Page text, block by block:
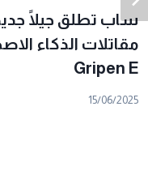
ساب تطلق جيلًا
مقاتلات الذكاء
Gripen E
15/06/2025